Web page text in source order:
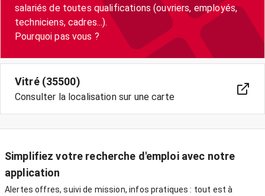
salariés de toutes qualifications (ouvriers, employés,
techniciens, cadres...).
Vitré (35500)
Consulter la localisation sur une carte
Simplifiez votre recherche d'emploi avec notre
application
Alertes offres, suivi de mission, infos pratiques : tout est à